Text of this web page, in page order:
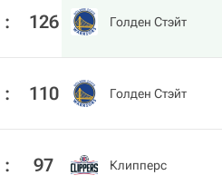
: 126 Голден Стэйт
: 110 Голден Стэйт
: 97 Клипперс